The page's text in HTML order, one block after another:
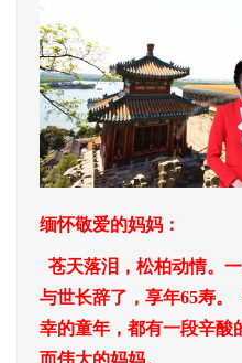
缅怀敬爱的妈妈：
苍天落泪，松柏动情。
与世长辞了，享年65寿
幸的童年，都有一段辛酸
而伟大的妈妈。